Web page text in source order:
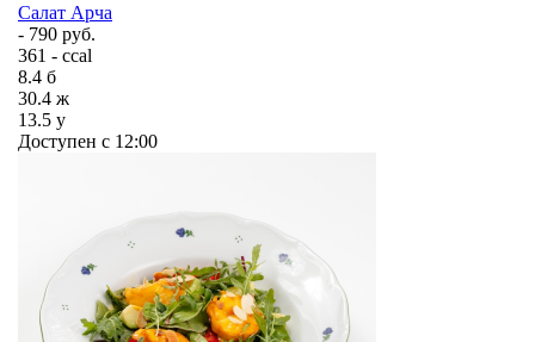
Салат Арча
- 790 руб.
361 - ccal
8.4 б
30.4 ж
13.5 у
Доступен с 12:00